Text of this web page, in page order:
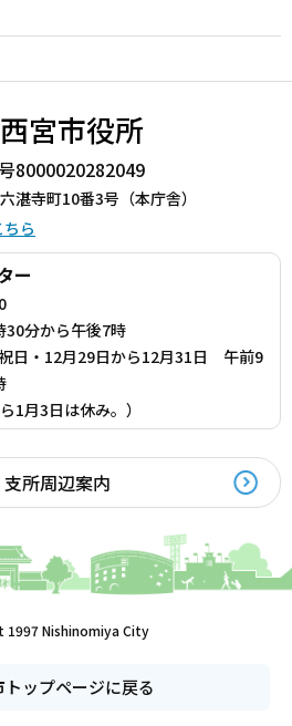
西宮市役所
8000020282049
寺町10番3号（本庁舎）
ら
ー
分から午後7時
日・12月29日から12月31日 午前9
1月3日は休み。）
所周辺案内
1997 Nishinomiya City
トップページに戻る